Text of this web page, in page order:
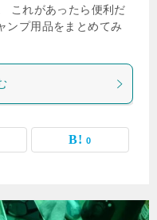
これがあったら便利だ
ンプ用品をまとめてみ
0